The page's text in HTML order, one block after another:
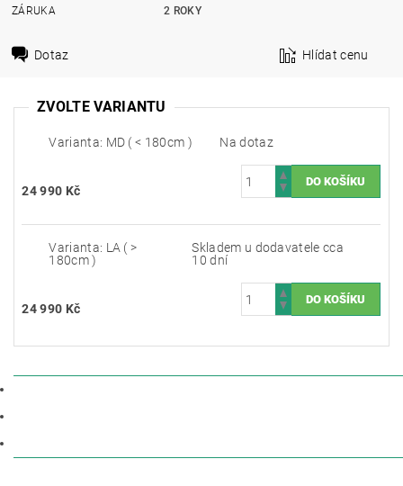
ZÁRUKA
2 ROKY
Dotaz Hlídat cenu
ZVOLTE VARIANTU
Varianta: MD ( < 180cm ) Na dotaz
24 990 Kč
Varianta: LA ( >
180cm )
Skladem u dodavatele cca
10 dní
24 990 Kč